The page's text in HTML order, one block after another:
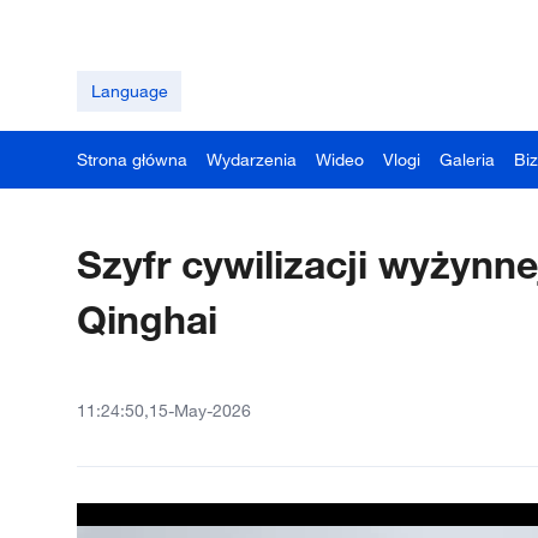
Language
Strona główna Wydarzenia Wideo Vlogi Galeria
Szyfr cywilizacji
Qinghai
11:24:50,15-May-2026